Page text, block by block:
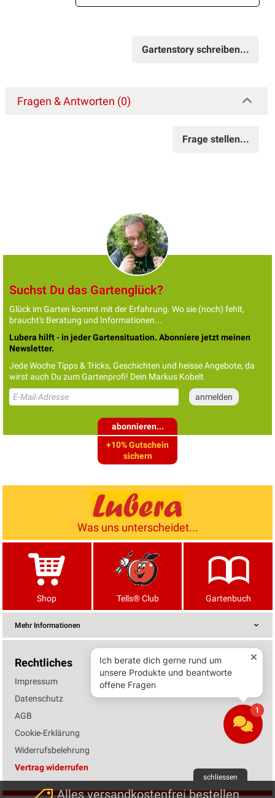
Gartenstory schreiben...
Fragen & Antworten (0)
Frage stellen...
Suchst Du das Gartenglück?
Glück im Garten kommt mit der Erfahrung. Wo sie (noch) fehlt,
braucht's Beratung und Informationen...
Lubera hilft - in jeder Gartensituation. Abonniere jetzt meinen
Newsletter.
Jede Woche Tipps & Tricks, Geschichten und heisse Angebote, da
wirst auch Du zum Gartenprofi! Dein Markus Kobelt
abonnieren...
+10% Gutschein
sichern
Was uns unterscheidet...
Shop Tells® Club Gartenbuch
Mehr Informationen
Rechtliches
Impressum
Datenschutz
AGB
Cookie-Erklärung
Widerrufsbelehrung
Vertrag widerrufen
schliessen
Alles versandkostenfrei bestellen